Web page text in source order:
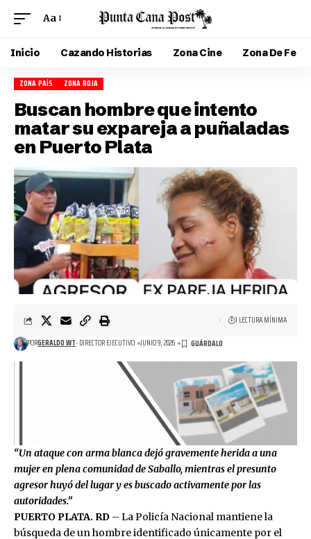
Aa
Inicio Cazando Historias Zona Cine Zona De Fe
ZONA PAÍS ZONA ROJA
Buscan hombre que intento
matar su expareja a puñaladas
en Puerto Plata
PORGERALDO WT- DIRECTOR EJECUTIVO JUNIO 9, 2026
1 LECTURA MÍNIMA
“Un ataque con arma blanca dejó gravemente herida a una
mujer en plena comunidad de Saballo, mientras el presunto
agresor huyó del lugar y es buscado activamente por las
autoridades.”
PUERTO PLATA. RD – La Policía Nacional mantiene la
búsqueda de un hombre identificado únicamente por el